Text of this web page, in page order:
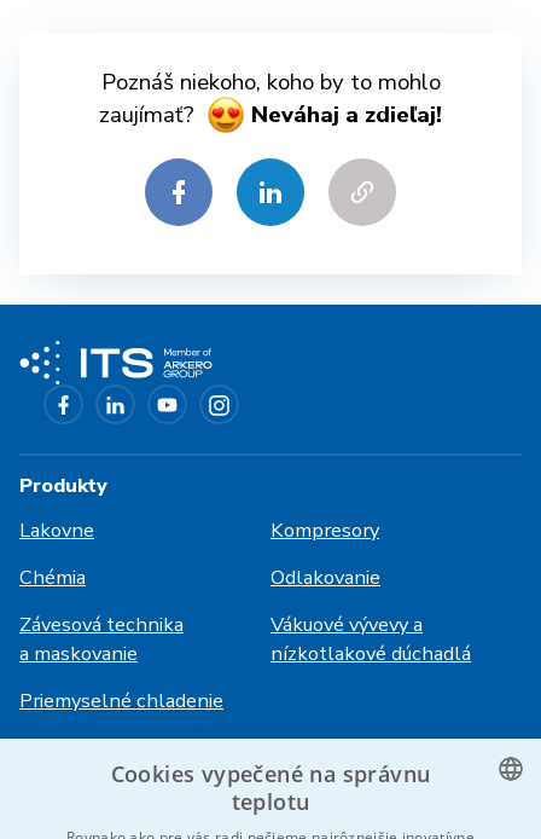
Poznáš niekoho, koho by to mohlo
zaujímať?
Neváhaj a zdieľaj!
Produkty
Lakovne
Kompresory
Chémia
Odlakovanie
Závesová technika
a maskovanie
Vákuové vývevy a
nízkotlakové dúchadlá
Priemyselné chladenie
Prihlásenie
HiVision
CZECH
Cookies vypečené na správnu
teplotu